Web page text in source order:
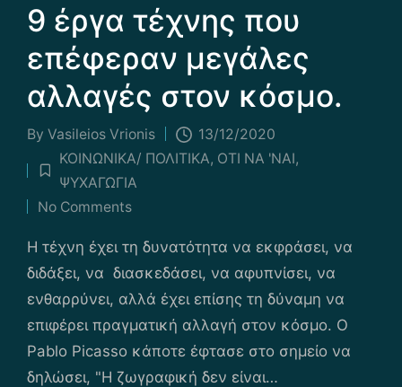
9 έργα τέχνης που
επέφεραν μεγάλες
αλλαγές στον κόσμο.
Posted
by
By Vasileios Vrionis 13/12/2020
Posted
in
ΚΟΙΝΩΝΙΚΑ/ ΠΟΛΙΤΙΚΑ, ΟΤΙ ΝΑ 'ΝΑΙ,
ΨΥΧΑΓΩΓΙΑ
No Comments
Η τέχνη έχει τη δυνατότητα να εκφράσει, να
διδάξει, να διασκεδάσει, να αφυπνίσει, να
ενθαρρύνει, αλλά έχει επίσης τη δύναμη να
επιφέρει πραγματική αλλαγή στον κόσμο. Ο
Pablo Picasso κάποτε έφτασε στο σημείο να
δηλώσει, "Η ζωγραφική δεν είναι…